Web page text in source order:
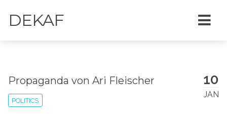
DEKAF
10
JAN
Propaganda von Ari Fleischer
POLITICS